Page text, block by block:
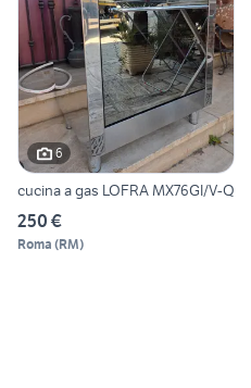
6
cucina a gas LOFRA MX76GI/V-Q
250 €
Roma (RM)